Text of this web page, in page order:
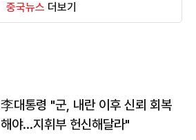
중국뉴스 더보기
李대통령 "군, 내란 이후 신뢰 회복
해야…지휘부 헌신해달라"